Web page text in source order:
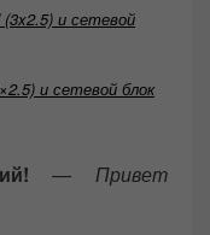
и сетевой блок
—Привет